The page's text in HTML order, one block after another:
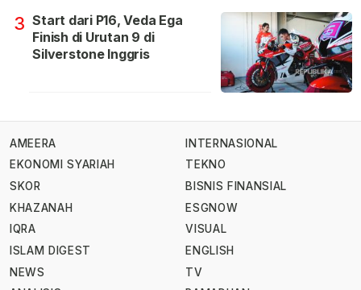
3 Start dari P16, Veda Ega
Finish di Urutan 9 di
Silverstone Inggris
AMEERA
EKONOMI SYARIAH
SKOR
KHAZANAH
IQRA
ISLAM DIGEST
NEWS
INTERNASIONAL
TEKNO
BISNIS FINANSIAL
ESGNOW
VISUAL
ENGLISH
TV